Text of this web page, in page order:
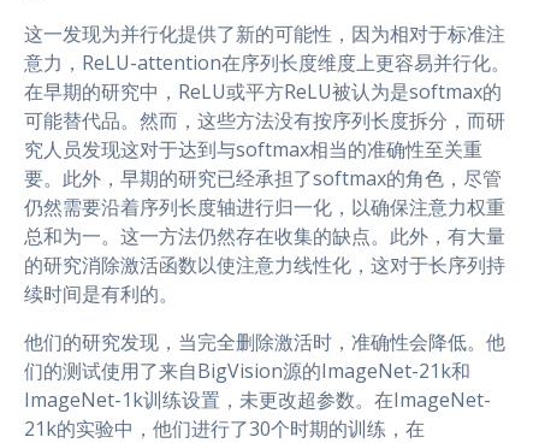
这一发现为并行化提供了新的可能性，因为相对于标准注
意力，ReLU-attention在序列长度维度上更容易并行化。
在早期的研究中，ReLU或平方ReLU被认为是softmax的
可能替代品。然而，这些方法没有按序列长度拆分，而研
究人员发现这对于达到与softmax相当的准确性至关重
要。此外，早期的研究已经承担了softmax的角色，尽管
仍然需要沿着序列长度轴进行归一化，以确保注意力权重
总和为一。这一方法仍然存在收集的缺点。此外，有大量
的研究消除激活函数以使注意力线性化，这对于长序列持
续时间是有利的。
他们的研究发现，当完全删除激活时，准确性会降低。他
们的测试使用了来自BigVision源的ImageNet-21k和
ImageNet-1k训练设置，未更改超参数。在ImageNet-
21k的实验中，他们进行了30个时期的训练，在